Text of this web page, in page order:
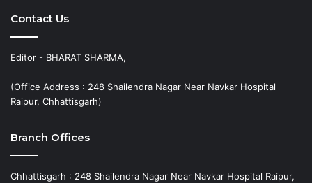
Contact Us
Editor - BHARAT SHARMA,
(Office Address : 248 Shailendra Nagar Near Navkar Hospital
Raipur, Chhattisgarh)
Branch Offices
Chhattisgarh : 248 Shailendra Nagar Near Navkar Hospital Raipur,